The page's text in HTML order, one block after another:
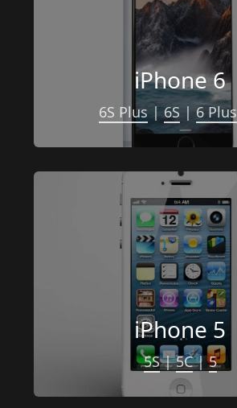
iPhone 6
6S Plus | 6S | 6 Plus
iPhone 5
5S | 5C | 5